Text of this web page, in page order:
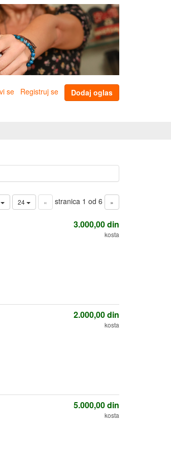
se Registruj se Dodaj oglas
24 « stranica 1 od 6 »
3.000,00din
kosta
2.000,00din
kosta
5.000,00din
kosta